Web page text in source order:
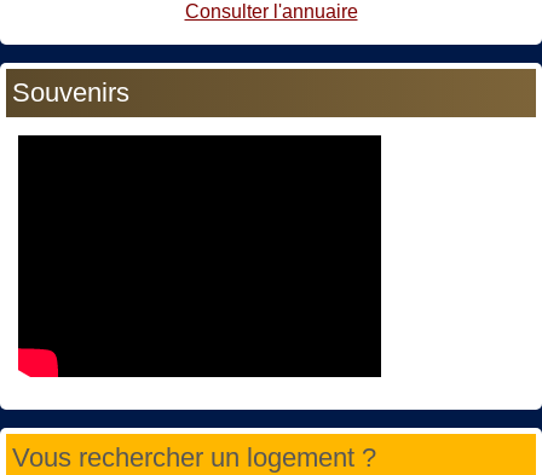
Consulter l'annuaire
Souvenirs
Vous rechercher un logement ?